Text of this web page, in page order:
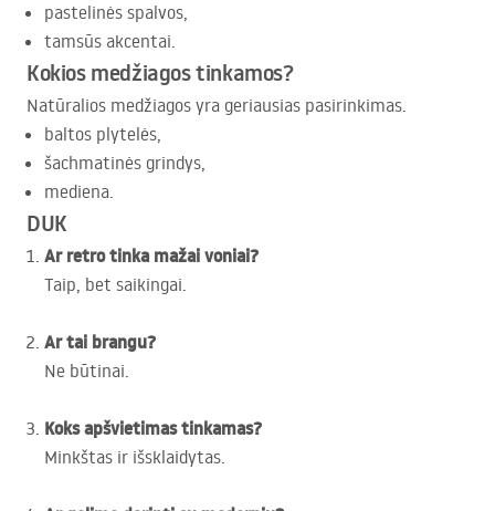
pastelinės spalvos,
tamsūs akcentai.
Kokios medžiagos tinkamos?
Natūralios medžiagos yra geriausias pasirinkimas.
baltos plytelės,
šachmatinės grindys,
mediena.
DUK
Ar retro tinka mažai voniai?
Taip, bet saikingai.
Ar tai brangu?
Ne būtinai.
Koks apšvietimas tinkamas?
Minkštas ir išsklaidytas.